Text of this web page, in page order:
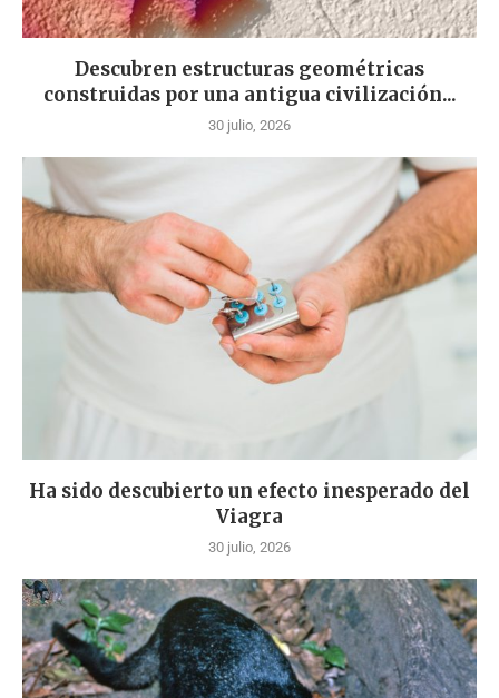
Descubren estructuras geométricas
construidas por una antigua civilización...
30 julio, 2026
Ha sido descubierto un efecto inesperado del
Viagra
30 julio, 2026